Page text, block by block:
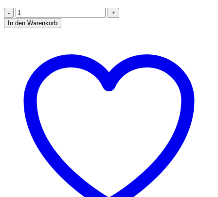
GeekVape
Aegis
U
System
Farbe
Gold
Menge
In den Warenkorb